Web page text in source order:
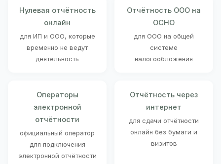
Нулевая отчётность
онлайн
для ИП и ООО, которые
временно не ведут
деятельность
Отчётность ООО на
ОСНО
для ООО на общей
системе
налогообложения
Операторы
электронной
отчётности
официальный оператор
для подключения
электронной отчётности
Отчётность через
интернет
для сдачи отчётности
онлайн без бумаги и
визитов